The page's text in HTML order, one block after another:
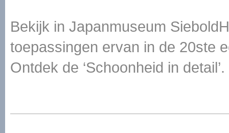
Bekijk in Japanmuseum
toepassingen ervan in de 20ste
Ontdek de ‘Schoonheid in detail’.